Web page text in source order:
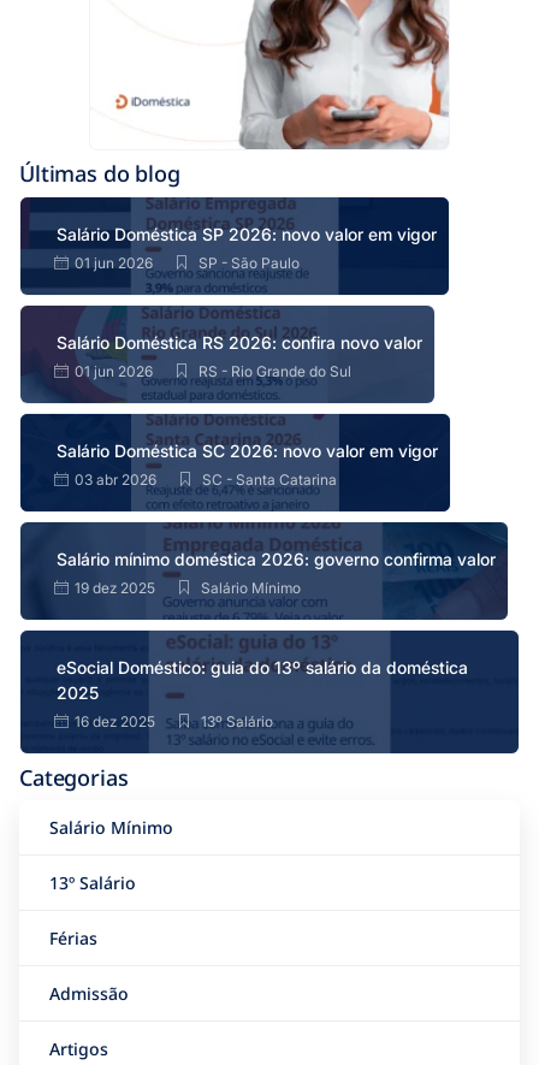
Últimas do blog
Salário Doméstica SP 2026: novo valor em vigor
01 jun 2026 SP - São Paulo
Salário Doméstica RS 2026: confira novo valor
01 jun 2026 RS - Rio Grande do Sul
Salário Doméstica SC 2026: novo valor em vigor
03 abr 2026 SC - Santa Catarina
Salário mínimo doméstica 2026: governo confirma valor
19 dez 2025 Salário Mínimo
eSocial Doméstico: guia do 13º salário da doméstica
2025
16 dez 2025 13º Salário
Categorias
Salário Mínimo
13º Salário
Férias
Admissão
Artigos